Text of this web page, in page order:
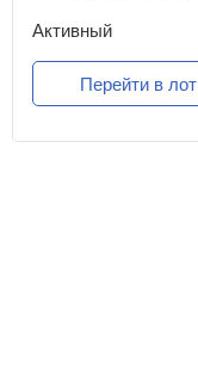
Активный
Перейти в лот